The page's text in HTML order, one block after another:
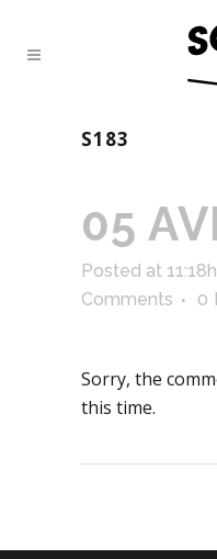
S183
05
Posted at 11:18h
Comments
0
Sorry, the
this time.